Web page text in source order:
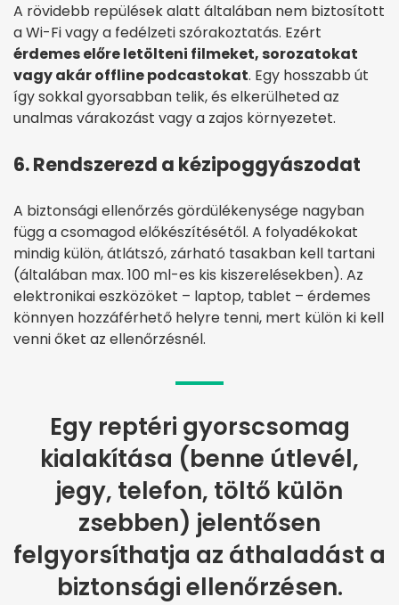
A rövidebb repülések alatt általában nem biztosított
a Wi-Fi vagy a fedélzeti szórakoztatás. Ezért
érdemes előre letölteni filmeket, sorozatokat
vagy akár offline podcastokat. Egy hosszabb út
így sokkal gyorsabban telik, és elkerülheted az
unalmas várakozást vagy a zajos környezetet.
6. Rendszerezd a kézipoggyászodat
A biztonsági ellenőrzés gördülékenysége nagyban
függ a csomagod előkészítésétől. A folyadékokat
mindig külön, átlátszó, zárható tasakban kell tartani
(általában max. 100 ml-es kis kiszerelésekben). Az
elektronikai eszközöket – laptop, tablet – érdemes
könnyen hozzáférhető helyre tenni, mert külön ki kell
venni őket az ellenőrzésnél.
Egy reptéri gyorscsomag
kialakítása (benne útlevél,
jegy, telefon, töltő külön
zsebben) jelentősen
felgyorsíthatja az áthaladást a
biztonsági ellenőrzésen.